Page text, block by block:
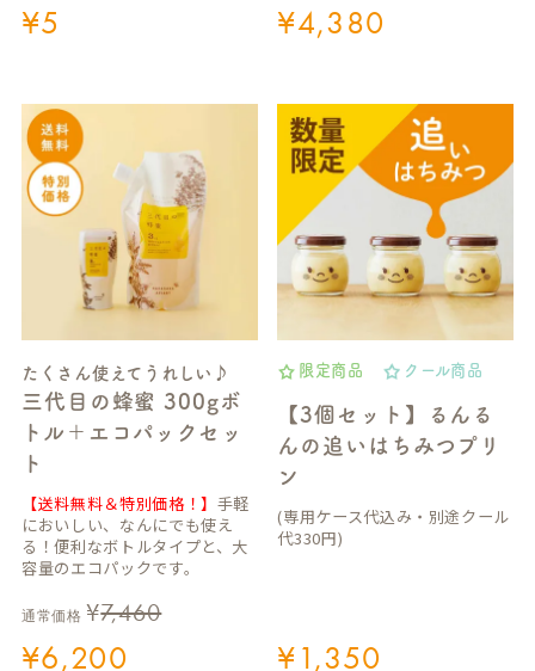
¥5 ¥4,380
たくさん使えてうれしい♪
三代目の蜂蜜 300gボ
トル＋エコパックセッ
ト
【送料無料＆特別価格！】 手軽
においしい、なんにでも使え
る！便利なボトルタイプと、大
容量のエコパックです。
通常価格 ¥7,460
¥6,200
限定商品 クール商品
【3個セット】るんる
んの追いはちみつプリ
ン
(専用ケース代込み・別途クール
代330円)
¥1,350